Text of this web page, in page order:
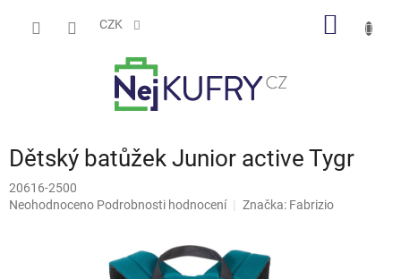
CZK
Dětský batůžek Junior active Tygr
20616-2500
Průměrné
Neohodnoceno Podrobnosti hodnocení Značka: Fabrizio